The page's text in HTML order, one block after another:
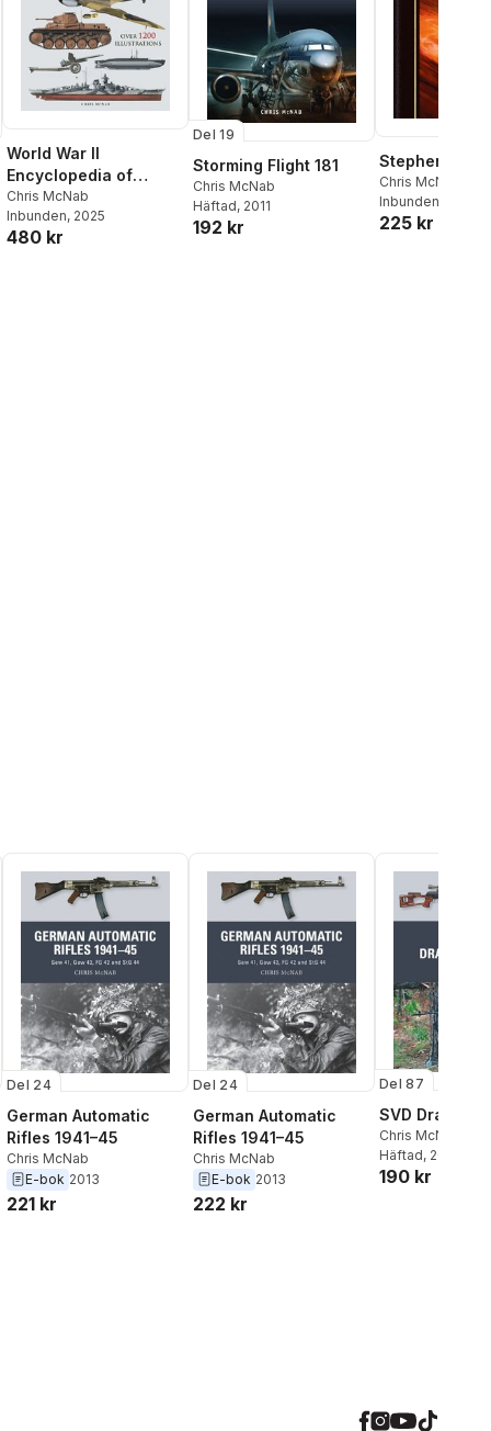
World War II
Encyclopedia of
Aircraft, Tanks &
Warships
Chris McNab
Inbunden, 2025
480 kr
Del 19
Storming Flight 181
Chris McNab
Häftad, 2011
192 kr
Stephen
Chris McNab
Inbunden
225 kr
Del 24
German Automatic
Rifles 1941–45
Chris McNab
E-bok 2013
221 kr
Del 24
German Automatic
Rifles 1941–45
Chris McNab
E-bok 2013
222 kr
Del 87
SVD
Chris McNab
Häftad, 2023
190 kr